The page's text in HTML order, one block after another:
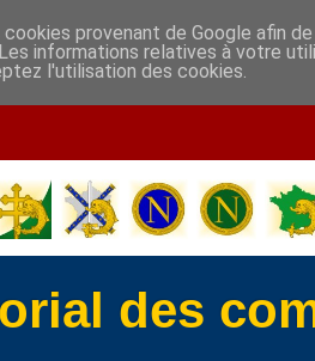
des
provenant de Google afin
informations relatives à votre
l'utilisation des cookies.